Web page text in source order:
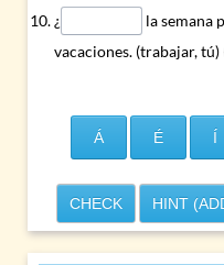
¿ la semana
vacaciones. (trabajar, tú)
Á É Í
CHECK HINT